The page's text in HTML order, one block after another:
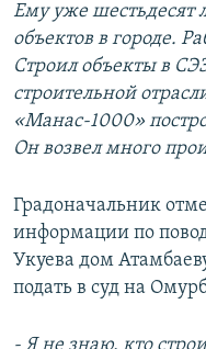
Ему уже шестьдесят
объектов в городе.
Строил объекты в
строительной
«Манас-1000»
Он возвел много
Градоначальник
информации по
Укуева дом
подать в суд на